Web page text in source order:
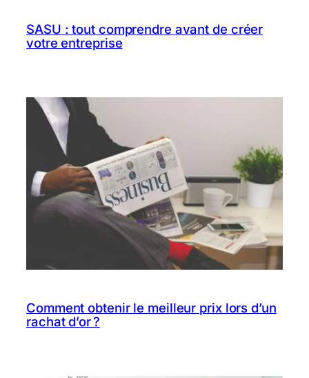
SASU : tout comprendre avant de créer
votre entreprise
Comment obtenir le meilleur prix lors d’un
rachat d’or ?